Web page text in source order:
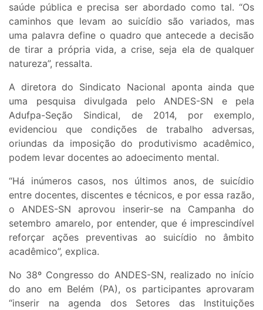
saúde pública e precisa ser abordado como tal. “Os
caminhos que levam ao suicídio são variados, mas
uma palavra define o quadro que antecede a decisão
de tirar a própria vida, a crise, seja ela de qualquer
natureza”, ressalta.
A diretora do Sindicato Nacional aponta ainda que
uma pesquisa divulgada pelo ANDES-SN e pela
Adufpa-Seção Sindical, de 2014, por exemplo,
evidenciou que condições de trabalho adversas,
oriundas da imposição do produtivismo acadêmico,
podem levar docentes ao adoecimento mental.
“Há inúmeros casos, nos últimos anos, de suicídio
entre docentes, discentes e técnicos, e por essa razão,
o ANDES-SN aprovou inserir-se na Campanha do
setembro amarelo, por entender, que é imprescindível
reforçar ações preventivas ao suicídio no âmbito
acadêmico”, explica.
No 38º Congresso do ANDES-SN, realizado no início
do ano em Belém (PA), os participantes aprovaram
“inserir na agenda dos Setores das Instituições